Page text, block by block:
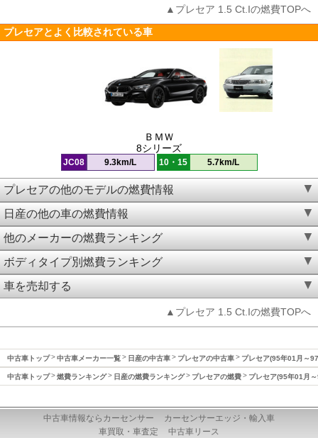
▲プレセア 1.5 Ct.Iの燃費TOPへ
プレセアとよく比較されている車
ＢＭＷ
8シリーズ
JC08 9.3km/L 10・15 5.7km/L
プレセアの他のモデルの燃費情報
日産の他の車の燃費情報
他のメーカーの燃費ランキング
ボディタイプ別燃費ランキング
車を売却する
▲プレセア 1.5 Ct.Iの燃費TOPへ
中古車トップ 中古車メーカー一覧 日産の中古車 プレセアの中古車 プレセア(95年01月～
中古車トップ 燃費ランキング 日産の燃費ランキング プレセアの燃費 プレセア(95年01月
中古車情報ならカーセンサー
カーセンサーエッジ・輸入車
車買取・車査定
中古車リース